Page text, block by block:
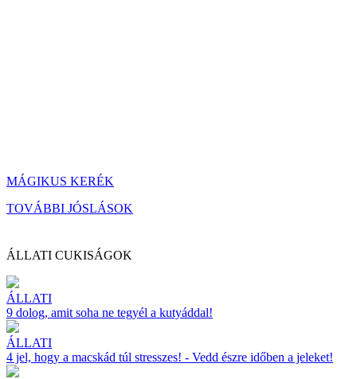
MÁGIKUS KERÉK
TOVÁBBI JÓSLÁSOK
ÁLLATI CUKISÁGOK
ÁLLATI
9 dolog, amit soha ne tegyél a kutyáddal!
ÁLLATI
4 jel, hogy a macskád túl stresszes! - Vedd észre időben a jeleket!